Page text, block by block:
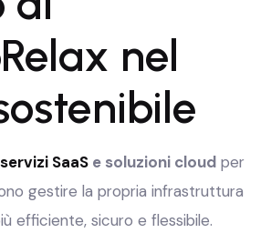
nel
servizi SaaS e soluzioni cloud per
gestire la propria infrastruttura
efficiente, sicuro e flessibile.